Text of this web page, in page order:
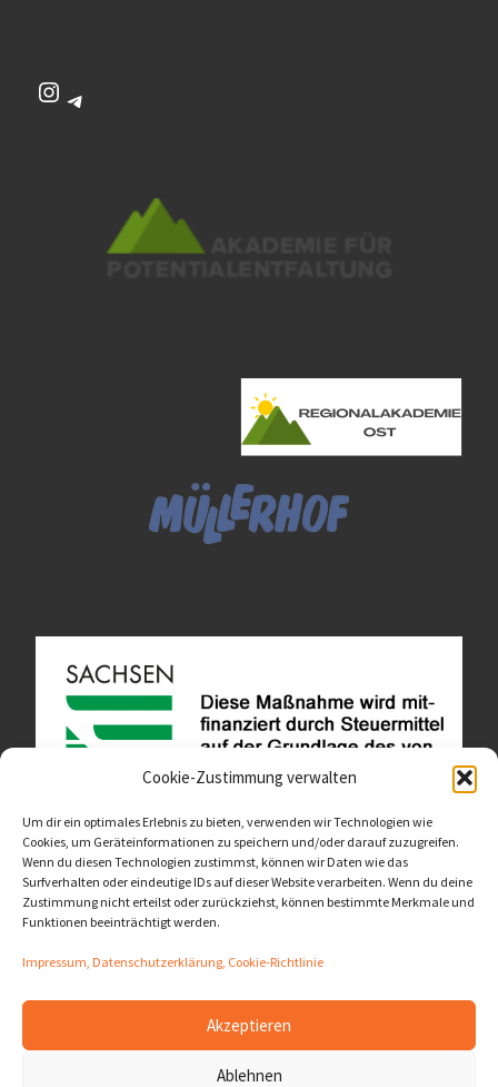
Cookie-Zustimmung verwalten
Um dir ein optimales Erlebnis zu bieten, verwenden wir Technologien wie
Cookies, um Geräteinformationen zu speichern und/oder darauf zuzugreifen.
Wenn du diesen Technologien zustimmst, können wir Daten wie das
Surfverhalten oder eindeutige IDs auf dieser Website verarbeiten. Wenn du deine
Zustimmung nicht erteilst oder zurückziehst, können bestimmte Merkmale und
Funktionen beeinträchtigt werden.
Impressum, Datenschutzerklärung, Cookie-Richtlinie
Akzeptieren
Ablehnen
Instagram
Telegram
Diese Website ist als Teil des Projektes "Wachsen lassen
- Raum geben" entstanden.>>>
© 2026LernOrtVerbund– Alle Rechte vorbehalten
– Entworfen mit dem